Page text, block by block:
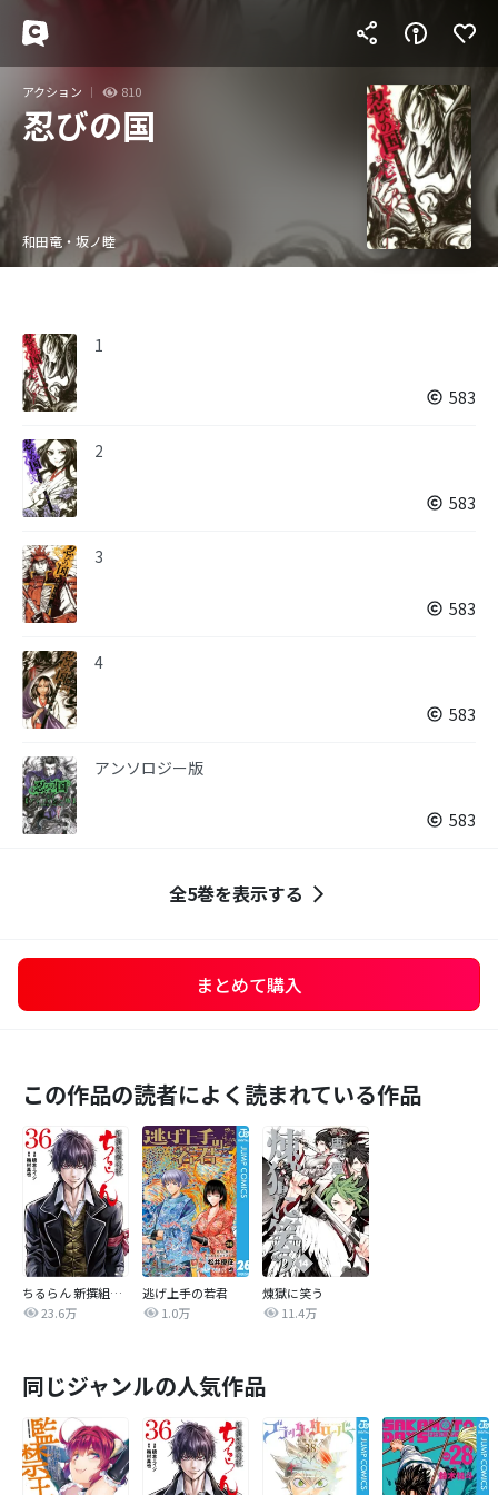
アクション 810
忍びの国
和田竜・坂ノ睦
1
583
2
583
3
583
4
583
アンソロジー版
583
全5巻を表示する
まとめて購入
この作品の読者によく読まれている作品
ちるらん 新撰組鎮魂歌
23.6万
逃げ上手の若君
1.0万
煉獄に笑う
11.4万
同じジャンルの人気作品